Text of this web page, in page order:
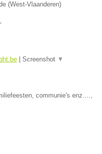
(West-Vlaanderen)
-
Screenshot ▼
communie's enz....,